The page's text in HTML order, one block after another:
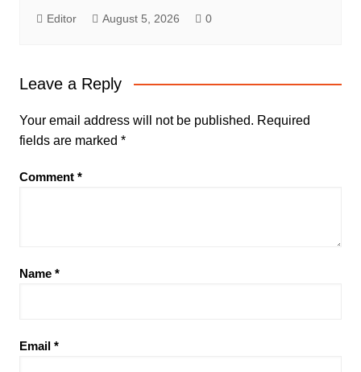
Editor August 5, 2026 0
Leave a Reply
Your email address will not be published. Required
fields are marked *
Comment *
Name *
Email *